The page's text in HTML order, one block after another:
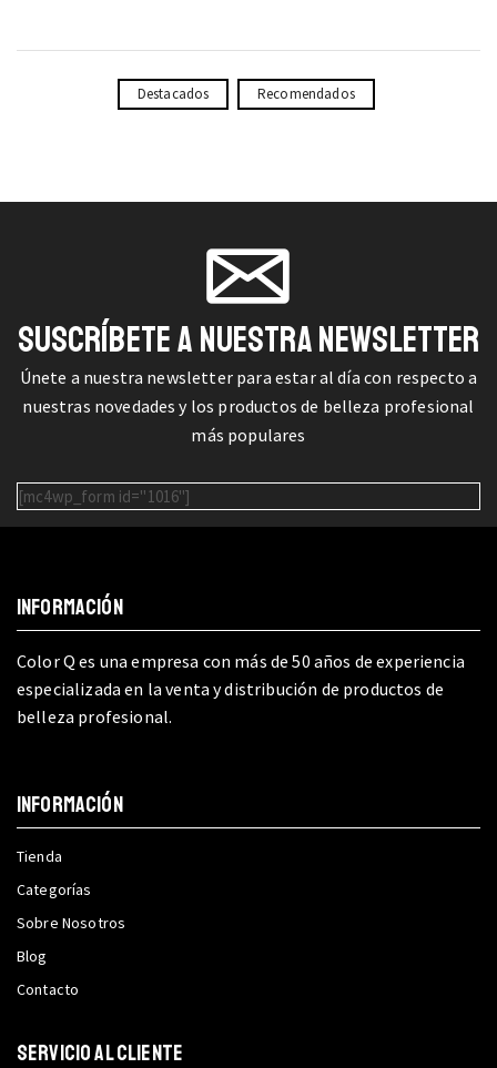
Destacados Recomendados
SUSCRÍBETE A NUESTRA NEWSLETTER
Únete a nuestra newsletter para estar al día con respecto a
nuestras novedades y los productos de belleza profesional
más populares
[mc4wp_form id="1016"]
INFORMACIÓN
Color Q es una empresa con más de 50 años de experiencia
especializada en la venta y distribución de productos de
belleza profesional.
INFORMACIÓN
Tienda
Categorías
Sobre Nosotros
Blog
Contacto
SERVICIO AL CLIENTE